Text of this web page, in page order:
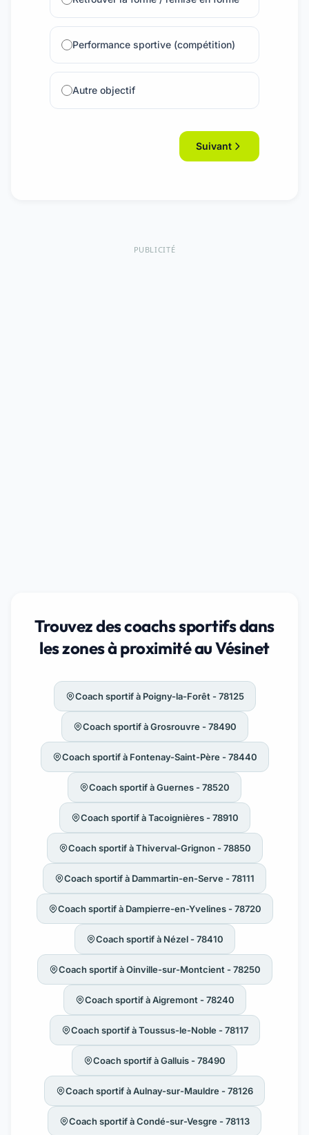
Performance sportive (compétition)
Autre objectif
Suivant
PUBLICITÉ
Trouvez des coachs sportifs dans
les zones à proximité au Vésinet
Coach sportif à Poigny-la-Forêt - 78125
Coach sportif à Grosrouvre - 78490
Coach sportif à Fontenay-Saint-Père - 78440
Coach sportif à Guernes - 78520
Coach sportif à Tacoignières - 78910
Coach sportif à Thiverval-Grignon - 78850
Coach sportif à Dammartin-en-Serve - 78111
Coach sportif à Dampierre-en-Yvelines - 78720
Coach sportif à Nézel - 78410
Coach sportif à Oinville-sur-Montcient - 78250
Coach sportif à Aigremont - 78240
Coach sportif à Toussus-le-Noble - 78117
Coach sportif à Galluis - 78490
Coach sportif à Aulnay-sur-Mauldre - 78126
Coach sportif à Condé-sur-Vesgre - 78113